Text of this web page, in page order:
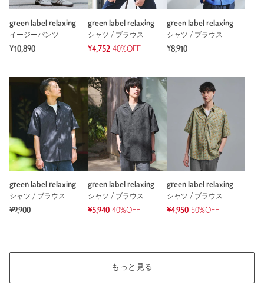
green label relaxing
イージーパンツ
¥10,890
green label relaxing
シャツ / ブラウス
¥4,752 40%OFF
green label relaxing
シャツ / ブラウス
¥8,910
green label relaxing
シャツ / ブラウス
¥9,900
green label relaxing
シャツ / ブラウス
¥5,940 40%OFF
green label relaxing
シャツ / ブラウス
¥4,950 50%OFF
もっと見る